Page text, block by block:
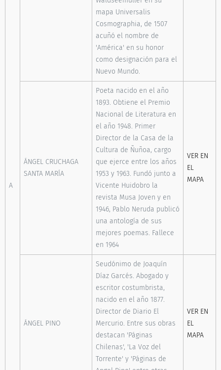
A
mapa Universalis
Cosmographia, de 1507
acuñó el nombre de
'América' en su honor
como designación para el
Nuevo Mundo.
ÁNGEL CRUCHAGA
SANTA MARÍA
Poeta nacido en el año
1893. Obtiene el Premio
Nacional de Literatura en
el año 1948. Primer
Director de la Casa de la
Cultura de Ñuñoa, cargo
que ejerce entre los años
1953 y 1963. Fundó junto a
Vicente Huidobro la
revista Musa Joven y en
1946, Pablo Neruda publicó
una antología de sus
mejores poemas. Fallece
en 1964
VER EN
EL
MAPA
ÁNGEL PINO
Seudónimo de Joaquín
Díaz Garcés. Abogado y
escritor costumbrista,
nacido en el año 1877.
Director de Diario El
Mercurio. Entre sus obras
destacan 'Páginas
Chilenas', 'La Voz del
Torrente' y 'Páginas de
VER EN
EL
MAPA